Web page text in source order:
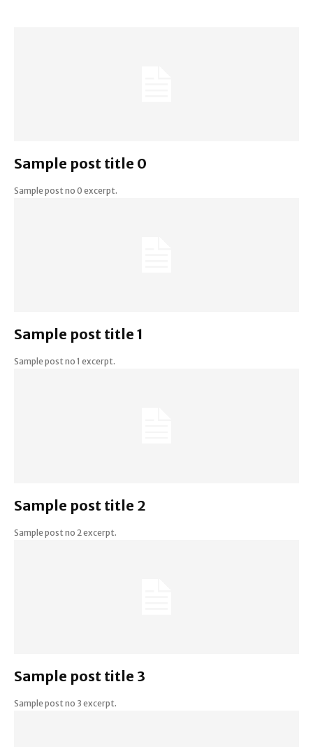
Sample post title 0
Sample post no 0 excerpt.
Sample post title 1
Sample post no 1 excerpt.
Sample post title 2
Sample post no 2 excerpt.
Sample post title 3
Sample post no 3 excerpt.